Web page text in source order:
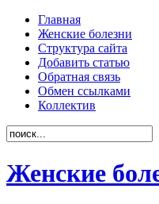
Главная
Женские болезни
Структура сайта
Добавить статью
Обратная связь
Обмен ссылками
Коллектив
Женские